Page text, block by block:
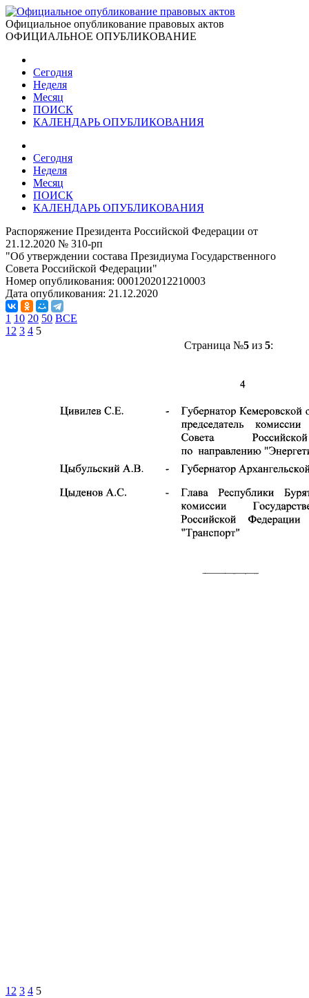
Официальное опубликование правовых актов
ОФИЦИАЛЬНОЕ ОПУБЛИКОВАНИЕ
Сегодня
Неделя
Месяц
ПОИСК
КАЛЕНДАРЬ ОПУБЛИКОВАНИЯ
Сегодня
Неделя
Месяц
ПОИСК
КАЛЕНДАРЬ ОПУБЛИКОВАНИЯ
Распоряжение Президента Российской Федерации от
21.12.2020 № 310-рп
"Об утверждении состава Президиума Государственного
Совета Российской Федерации"
Номер опубликования: 0001202012210003
Дата опубликования: 21.12.2020
1 10 20 50 ВСЕ
1 2 3 4 5
Страница №5из 5:
1 2 3 4 5